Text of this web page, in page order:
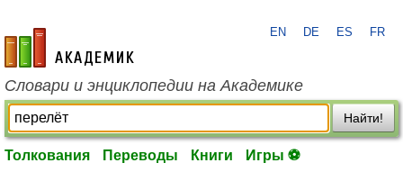
academic.ru
EN DE ES FR
Словари и энциклопедии на Академике
Найти!
Толкования Переводы Книги Игры ⚽